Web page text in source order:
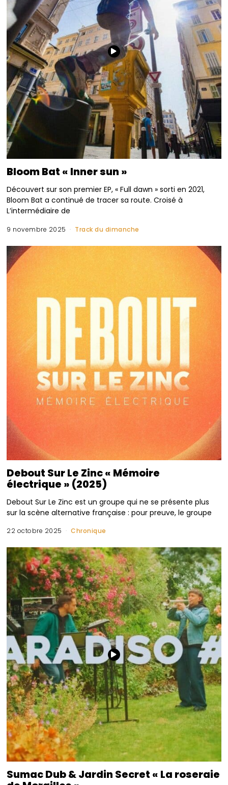
Bloom Bat « Inner sun »
Découvert sur son premier EP, « Full dawn » sorti en 2021,
Bloom Bat a continué de tracer sa route. Croisé à
L’intermédiaire de
9 novembre 2025 Track du dimanche
Debout Sur Le Zinc « Mémoire
électrique » (2025)
Debout Sur Le Zinc est un groupe qui ne se présente plus
sur la scène alternative française : pour preuve, le groupe
22 octobre 2025 Chronique
Sumac Dub & Jardin Secret « La roseraie